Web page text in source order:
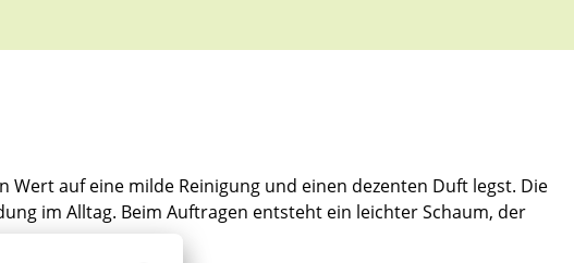
auf eine milde Reinigung und einen dezenten Duft legst. Die
im Alltag. Beim Auftragen entsteht ein leichter Schaum, der